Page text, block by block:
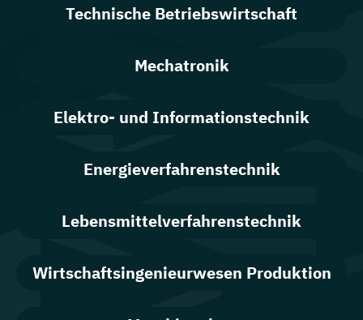
Technische Betriebswirtschaft
Mechatronik
Elektro- und Informationstechnik
Energieverfahrenstechnik
Lebensmittelverfahrenstechnik
Wirtschaftsingenieurwesen Produktion